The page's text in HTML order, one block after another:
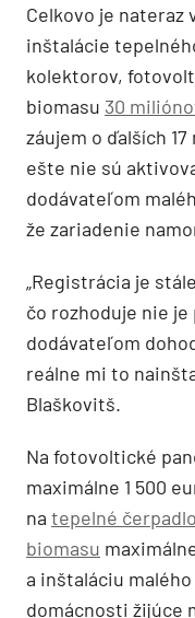
Celkovo je nateraz
inštalácie
kolektorov,
biomasu 30
záujem o ďalších
ešte nie sú
dodávateľom
že zariadenie
„Registrácia je
čo rozhoduje nie je
dodávateľom
reálne mi to
Blaškovitš.
Na fotovoltické
maximálne 1 500
na tepelné čerpadlo
biomasu
a inštaláciu
domácnosti žijúce